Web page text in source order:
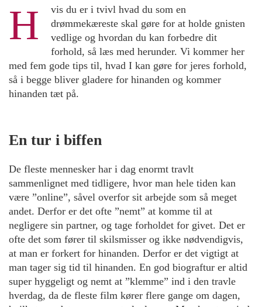
H
vis du er i tvivl hvad du som en
drømmekæreste skal gøre for at holde gnisten
vedlige og hvordan du kan forbedre dit
forhold, så læs med herunder. Vi kommer her
med fem gode tips til, hvad I kan gøre for jeres forhold,
så i begge bliver gladere for hinanden og kommer
hinanden tæt på.
En tur i biffen
De fleste mennesker har i dag enormt travlt
sammenlignet med tidligere, hvor man hele tiden kan
være ”online”, såvel overfor sit arbejde som så meget
andet. Derfor er det ofte ”nemt” at komme til at
negligere sin partner, og tage forholdet for givet. Det er
ofte det som fører til skilsmisser og ikke nødvendigvis,
at man er forkert for hinanden. Derfor er det vigtigt at
man tager sig tid til hinanden. En god biograftur er altid
super hyggeligt og nemt at ”klemme” ind i den travle
hverdag, da de fleste film kører flere gange om dagen,